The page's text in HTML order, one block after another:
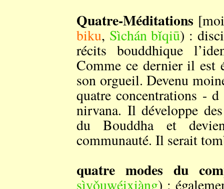
Quatre-Méditations
biku, Sìchán bǐqiū) :
récits bouddhique
Comme ce dernier il est
son orgueil. Devenu
quatre concentrations -
nirvana. Il développe
du Bouddha et
communauté. Il serait
quatre modes du
sìyǒuwéixiàng) :